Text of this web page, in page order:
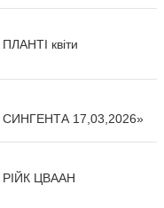
квіти
СИНГЕНТА 17,03,2026»
РІЙК ЦВААН